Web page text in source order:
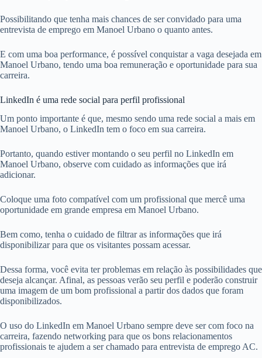
Possibilitando que tenha mais chances de ser convidado para uma
entrevista de emprego em Manoel Urbano o quanto antes.
E com uma boa performance, é possível conquistar a vaga desejada em
Manoel Urbano, tendo uma boa remuneração e oportunidade para sua
carreira.
LinkedIn é uma rede social para perfil profissional
Um ponto importante é que, mesmo sendo uma rede social a mais em
Manoel Urbano, o LinkedIn tem o foco em sua carreira.
Portanto, quando estiver montando o seu perfil no LinkedIn em
Manoel Urbano, observe com cuidado as informações que irá
adicionar.
Coloque uma foto compatível com um profissional que mercê uma
oportunidade em grande empresa em Manoel Urbano.
Bem como, tenha o cuidado de filtrar as informações que irá
disponibilizar para que os visitantes possam acessar.
Dessa forma, você evita ter problemas em relação às possibilidades que
deseja alcançar. Afinal, as pessoas verão seu perfil e poderão construir
uma imagem de um bom profissional a partir dos dados que foram
disponibilizados.
O uso do LinkedIn em Manoel Urbano sempre deve ser com foco na
carreira, fazendo networking para que os bons relacionamentos
profissionais te ajudem a ser chamado para entrevista de emprego AC.